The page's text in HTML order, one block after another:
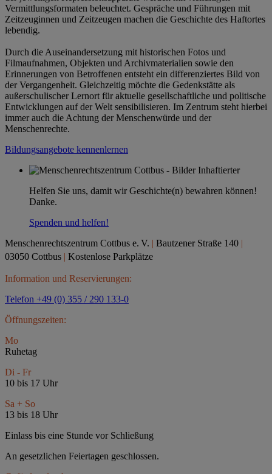
Vermittlungsformaten beleuchtet. Gespräche und Führungen mit
Zeitzeuginnen und Zeitzeugen machen die Geschichte des Haftortes
lebendig.
Durch die Auseinandersetzung mit historischen Fotos und
Filmaufnahmen, Objekten und Archivmaterialien sowie den
Erinnerungen von Betroffenen entsteht ein differenziertes Bild von
der Vergangenheit. Gleichzeitig möchte die Gedenkstätte als
außerschulischer Lernort für aktuelle gesellschaftliche und politische
Entwicklungen auf der Welt sensibilisieren. Im Zentrum steht hierbei
immer auch die Achtung der Menschenwürde und der
Menschenrechte.
Bildungsangebote kennenlernen
Helfen Sie uns, damit wir Geschichte(n) bewahren können!
Danke.
Spenden und helfen!
Menschenrechtszentrum Cottbus e. V. | Bautzener Straße 140 |
03050 Cottbus | Kostenlose Parkplätze
Information und Reservierungen:
Telefon +49 (0) 355 / 290 133-0
Öffnungszeiten:
Mo
Ruhetag
Di - Fr
10 bis 17 Uhr
Sa + So
13 bis 18 Uhr
Einlass bis eine Stunde vor Schließung
An gesetzlichen Feiertagen geschlossen.